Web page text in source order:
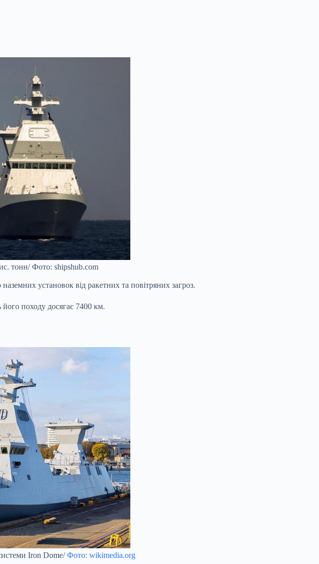
тонн/ Фото: shipshub.com
установок від ракетних та повітряних загроз.
походу досягає 7400 км.
Iron Dome/Фото: wikimedia.org